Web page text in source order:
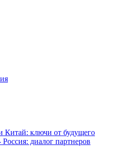
Китай: ключи от будущего
Россия: диалог партнеров